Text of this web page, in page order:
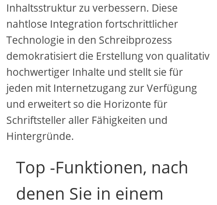
Inhaltsstruktur zu verbessern. Diese
nahtlose Integration fortschrittlicher
Technologie in den Schreibprozess
demokratisiert die Erstellung von qualitativ
hochwertiger Inhalte und stellt sie für
jeden mit Internetzugang zur Verfügung
und erweitert so die Horizonte für
Schriftsteller aller Fähigkeiten und
Hintergründe.
Top -Funktionen, nach
denen Sie in einem